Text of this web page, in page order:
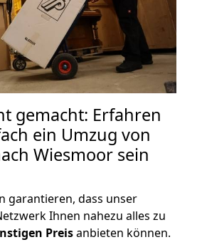
gemacht: Erfahren
ein Umzug von
Wiesmoor sein
garantieren, dass unser
Ihnen nahezu alles zu
Preisanbieten können.